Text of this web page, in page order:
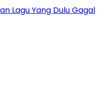
Lagu Yang Dulu Gagal